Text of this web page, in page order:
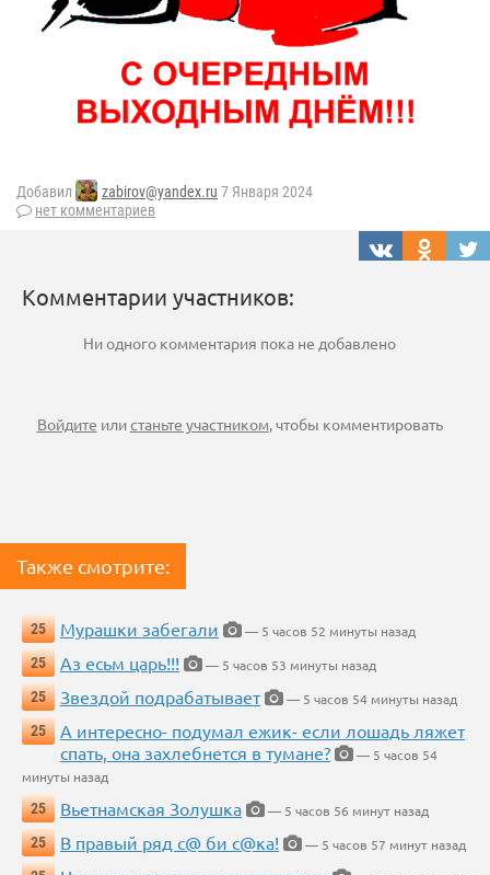
Добавил zabirov@yandex.ru 7 Января 2024
нет комментариев
Комментарии участников:
Ни одного комментария пока не добавлено
Войдите илистаньте участником, чтобы комментировать
Также смотрите:
25 Мурашки забегали
— 5 часов 52 минуты назад
25
Аз есьм царь!!!
— 5 часов 53 минуты назад
25
Звездой подрабатывает
— 5 часов 54 минуты назад
25
А интересно- подумал ежик- если лошадь ляжет
спать, она захлебнется в тумане?
— 5 часов 54
минуты назад
25
Вьетнамская Золушка
— 5 часов 56 минут назад
25
В правый ряд с@ би с@ка!
— 5 часов 57 минут назад